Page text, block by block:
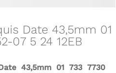
Date 43,5mm 01
07 5 24 12EB
43,5mm 01 733 7730